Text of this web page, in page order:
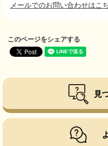
メールでのお問い合わせはこ
このページをシェアする
見